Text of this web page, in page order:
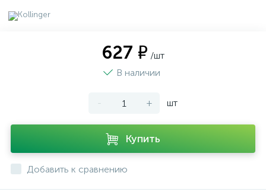
627 ₽ /шт
В наличии
- + шт
Купить
Добавить к сравнению